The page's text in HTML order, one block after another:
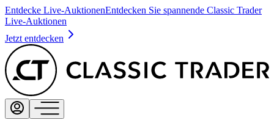
Entdecke Live-AuktionenEntdecken Sie spannende Classic Trader
Live-Auktionen
Jetzt entdecken